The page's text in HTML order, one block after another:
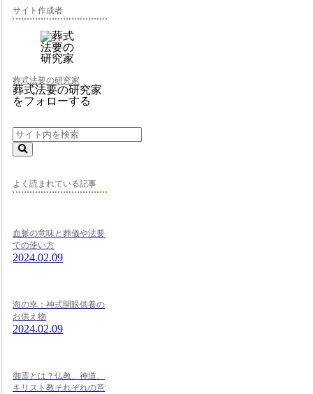
サイト作成者
葬式法要の研究家
葬式法要の研究家
をフォローする
よく読まれている記事
血脈の意味と葬儀や法要
での使い方
2024.02.09
海の幸：神式開眼供養の
お供え物
2024.02.09
御霊とは？仏教、神道、
キリスト教それぞれの意